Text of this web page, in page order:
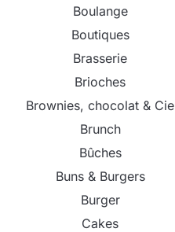
Boulange
Boutiques
Brasserie
Brioches
Brownies, chocolat & Cie
Brunch
Bûches
Buns & Burgers
Burger
Cakes